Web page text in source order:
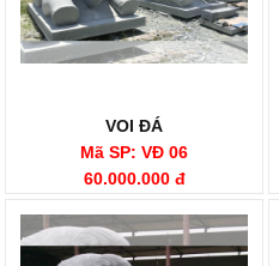
VOI ĐÁ
Mã SP: VĐ 06
60.000.000 đ